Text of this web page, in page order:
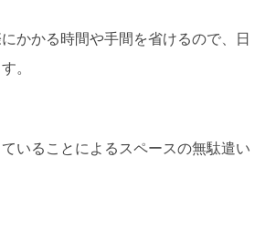
かかる時間や手間を省けるので、日
。
いることによるスペースの無駄遣い